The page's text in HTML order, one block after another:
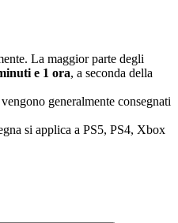
La maggior parte degli
e 1 ora, a seconda della
vengono generalmente consegnati
si applica a PS5, PS4, Xbox